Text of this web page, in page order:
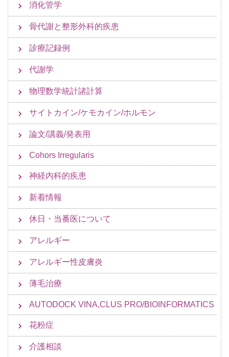
消化管学
骨代謝と整形外科的疾患
診療記録例
代謝学
物理数学統計諸計算
サイトカイン/ケモカイン/ホルモン
論文/講義/発表用
Cohors Irregularis
神経内科的疾患
新着情報
休日・当番医について
アレルギー
アレルギー性皮膚炎
薄毛治療
AUTODOCK VINA,CLUS PRO/BIOINFORMATICS
花粉症
介護相談